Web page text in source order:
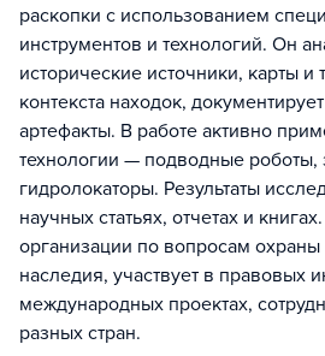
раскопки с использованием
инструментов и технологий. Он
исторические источники, карты
контекста находок,
артефакты. В работе активно
технологии — подводные роботы,
гидролокаторы. Результаты
научных статьях, отчетах и
организации по вопросам охраны
наследия, участвует в правовых
международных проектах,
разных стран.